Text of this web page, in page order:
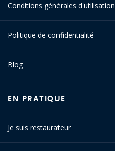
Conditions générales d'utilisation
Politique de confidentialité
Blog
EN PRATIQUE
Je suis restaurateur